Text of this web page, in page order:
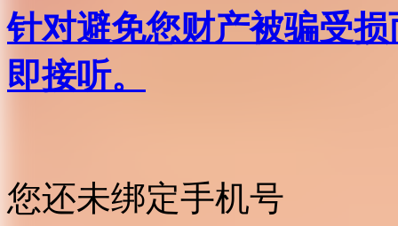
针对避免您财产被骗受
即接听。
您还未绑定手机号